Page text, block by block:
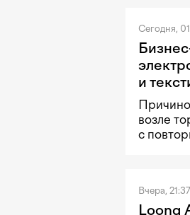
Сегодня,
и
возле
с
Вчера, 21:37
Loong